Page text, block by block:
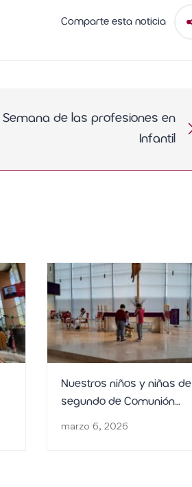
Comparte esta noticia
Semana de las profesiones en
Infantil
Nuestros niños y niñas de
segundo de Comunión
recibieron el Sacramento
marzo 6, 2026